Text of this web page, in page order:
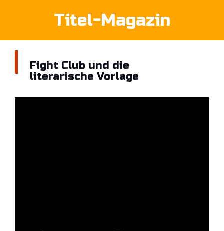
Titel-Magazin
Fight Club und die
literarische Vorlage